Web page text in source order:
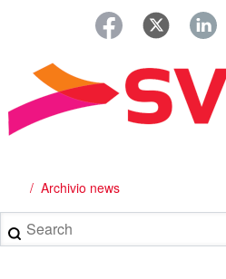
principale
Briciole
di
pane
Archivio news
Search